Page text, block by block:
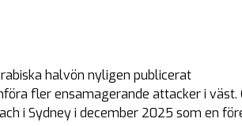
halvön nyligen publicerat
fler ensamagerande attacker i väst.
i Sydney i december 2025 som en